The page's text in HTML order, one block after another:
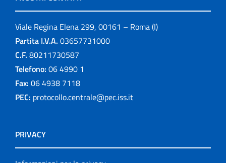
Viale Regina Elena 299, 00161 – Roma (I)
Partita I.V.A. 03657731000
C.F. 80211730587
Telefono: 06 4990 1
Fax: 06 4938 7118
PEC: protocollo.centrale@pec.iss.it
PRIVACY